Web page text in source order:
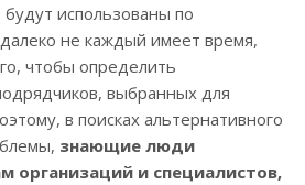
использованы по
не каждый имеет время,
чтобы определить
выбранных для
в поисках альтернативного
знающие люди
организаций и специалистов,